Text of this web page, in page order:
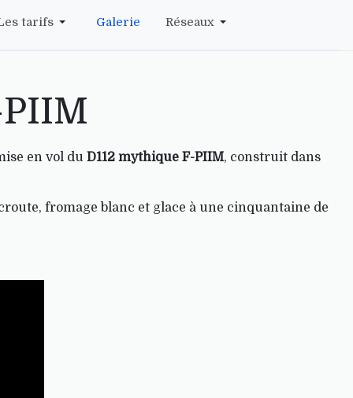
tarifs Galerie Réseaux
en vol du D112 mythique F-PIIM, construit dans
fromage blanc et glace à une cinquantaine de